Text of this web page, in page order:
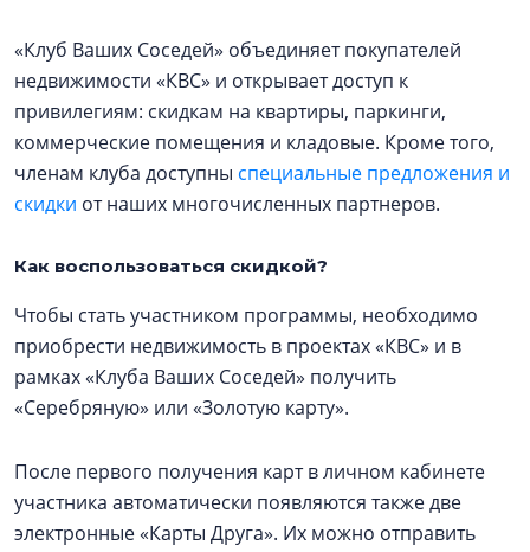
«Клуб Ваших Соседей» объединяет покупателей
недвижимости «КВС» и открывает доступ к
привилегиям: скидкам на квартиры, паркинги,
коммерческие помещения и кладовые. Кроме того,
членам клуба доступны специальные предложения и
скидки от наших многочисленных партнеров.
Как воспользоваться скидкой?
Чтобы стать участником программы, необходимо
приобрести недвижимость в проектах «КВС» и в
рамках «Клуба Ваших Соседей» получить
«Серебряную» или «Золотую карту».
После первого получения карт в личном кабинете
участника автоматически появляются также две
электронные «Карты Друга». Их можно отправить